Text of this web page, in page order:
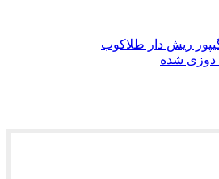
ریش دار طلاکوب
دوزی شده